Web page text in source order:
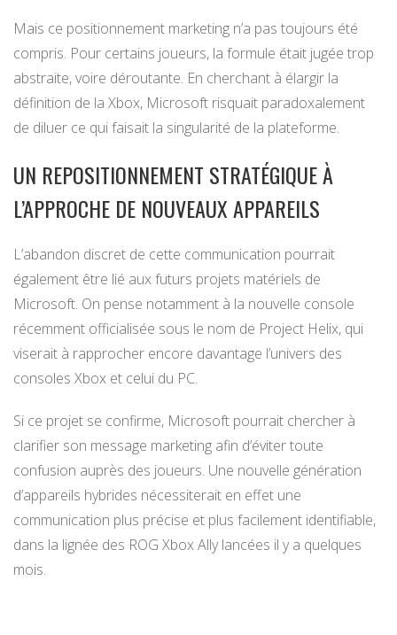
Mais ce positionnement marketing n’a pas toujours été
compris. Pour certains joueurs, la formule était jugée trop
abstraite, voire déroutante. En cherchant à élargir la
définition de la Xbox, Microsoft risquait paradoxalement
de diluer ce qui faisait la singularité de la plateforme.
UN REPOSITIONNEMENT STRATÉGIQUE À
L’APPROCHE DE NOUVEAUX APPAREILS
L’abandon discret de cette communication pourrait
également être lié aux futurs projets matériels de
Microsoft. On pense notamment à la nouvelle console
récemment officialisée sous le nom de Project Helix, qui
viserait à rapprocher encore davantage l’univers des
consoles Xbox et celui du PC.
Si ce projet se confirme, Microsoft pourrait chercher à
clarifier son message marketing afin d’éviter toute
confusion auprès des joueurs. Une nouvelle génération
d’appareils hybrides nécessiterait en effet une
communication plus précise et plus facilement identifiable,
dans la lignée des ROG Xbox Ally lancées il y a quelques
mois.